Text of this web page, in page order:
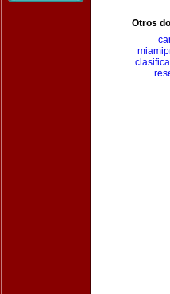
Otros